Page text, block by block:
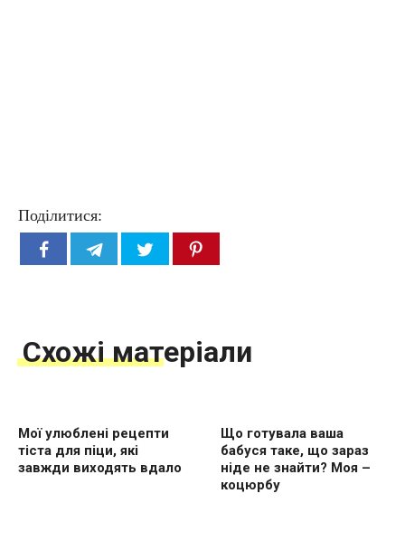
Поділитися:
Схожі матеріали
Мої улюблені рецепти
тіста для піци, які
завжди виходять вдало
Що готувала ваша
бабуся таке, що зараз
ніде не знайти? Моя –
коцюрбу